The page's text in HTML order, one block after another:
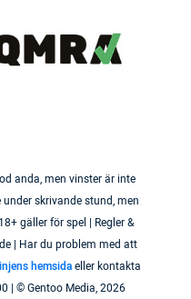
anda, men vinster är inte
skrivande stund, men
gäller för spel | Regler &
| Har du problem med att
hemsidaeller kontakta
| © Gentoo Media,2026